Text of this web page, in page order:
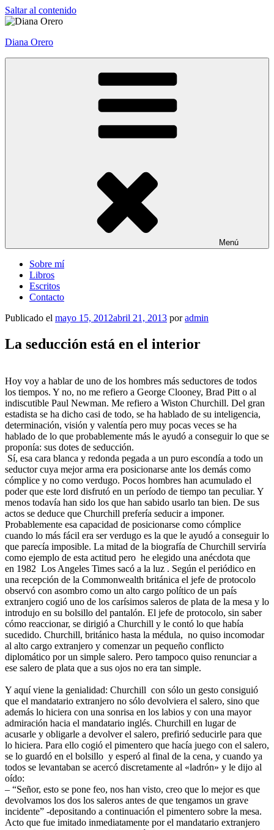
Saltar al contenido
Diana Orero
Menú
Sobre mí
Libros
Escritos
Contacto
Publicado el mayo 15, 2012abril 21, 2013 poradmin
La seducción está en el interior
Hoy voy a hablar de uno de los hombres más seductores de todos
los tiempos. Y no, no me refiero a George Clooney, Brad Pitt o al
indiscutible Paul Newman. Me refiero a Wiston Churchill. Del gran
estadista se ha dicho casi de todo, se ha hablado de su inteligencia,
determinación, visión y valentía pero muy pocas veces se ha
hablado de lo que probablemente más le ayudó a conseguir lo que se
proponía: sus dotes de seducción.
Sí, esa cara blanca y redonda pegada a un puro escondía a todo un
seductor cuya mejor arma era posicionarse ante los demás como
cómplice y no como verdugo. Pocos hombres han acumulado el
poder que este lord disfrutó en un período de tiempo tan peculiar. Y
menos todavía han sido los que han sabido usarlo tan bien. De sus
actos se deduce que Churchill prefería seducir a imponer.
Probablemente esa capacidad de posicionarse como cómplice
cuando lo más fácil era ser verdugo es la que le ayudó a conseguir lo
que parecía imposible. La mitad de la biografía de Churchill serviría
como ejemplo de esta actitud pero he elegido una anécdota que
en 1982 Los Angeles Times sacó a la luz . Según el periódico en
una recepción de la Commonwealth británica el jefe de protocolo
observó con asombro como un alto cargo político de un país
extranjero cogió uno de los carísimos saleros de plata de la mesa y lo
introdujo en su bolsillo del pantalón. El jefe de protocolo, sin saber
cómo reaccionar, se dirigió a Churchill y le contó lo que había
sucedido. Churchill, británico hasta la médula, no quiso incomodar
al alto cargo extranjero y comenzar un pequeño conflicto
diplomático por un simple salero. Pero tampoco quiso renunciar a
ese salero de plata que a sus ojos no era tan simple.
Y aquí viene la genialidad: Churchill con sólo un gesto consiguió
que el mandatario extranjero no sólo devolviera el salero, sino que
además lo hiciera con una sonrisa en los labios y con una mayor
admiración hacia el mandatario inglés. Churchill en lugar de
acusarle y obligarle a devolver el salero, prefirió seducirle para que
lo hiciera. Para ello cogió el pimentero que hacía juego con el salero,
se lo guardó en el bolsillo y esperó al final de la cena, y cuando ya
todos se levantaban se acercó discretamente al «ladrón» y le dijo al
oído:
– “Señor, esto se pone feo, nos han visto, creo que lo mejor es que
devolvamos los dos los saleros antes de que tengamos un grave
incidente” -depositando a continuación el pimentero sobre la mesa.
Acto que fue imitado inmediatamente por el mandatario extranjero